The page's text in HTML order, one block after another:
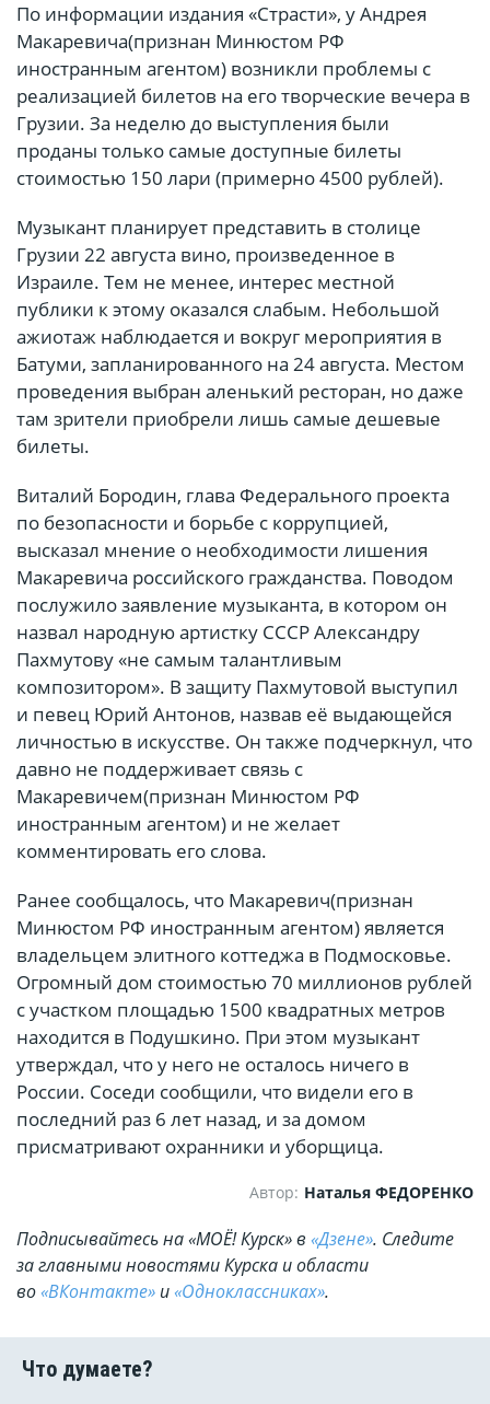
По информации издания «Страсти», у Андрея
Макаревича(признан Минюстом РФ
иностранным агентом) возникли проблемы с
реализацией билетов на его творческие вечера в
Грузии. За неделю до выступления были
проданы только самые доступные билеты
стоимостью 150 лари (примерно 4500 рублей).
Музыкант планирует представить в столице
Грузии 22 августа вино, произведенное в
Израиле. Тем не менее, интерес местной
публики к этому оказался слабым. Небольшой
ажиотаж наблюдается и вокруг мероприятия в
Батуми, запланированного на 24 августа. Местом
проведения выбран аленький ресторан, но даже
там зрители приобрели лишь самые дешевые
билеты.
Виталий Бородин, глава Федерального проекта
по безопасности и борьбе с коррупцией,
высказал мнение о необходимости лишения
Макаревича российского гражданства. Поводом
послужило заявление музыканта, в котором он
назвал народную артистку СССР Александру
Пахмутову «не самым талантливым
композитором». В защиту Пахмутовой выступил
и певец Юрий Антонов, назвав её выдающейся
личностью в искусстве. Он также подчеркнул, что
давно не поддерживает связь с
Макаревичем(признан Минюстом РФ
иностранным агентом) и не желает
комментировать его слова.
Ранее сообщалось, что Макаревич(признан
Минюстом РФ иностранным агентом) является
владельцем элитного коттеджа в Подмосковье.
Огромный дом стоимостью 70 миллионов рублей
с участком площадью 1500 квадратных метров
находится в Подушкино. При этом музыкант
утверждал, что у него не осталось ничего в
России. Соседи сообщили, что видели его в
последний раз 6 лет назад, и за домом
присматривают охранники и уборщица.
Автор: Наталья ФЕДОРЕНКО
Подписывайтесь на «МОЁ! Курск» в «Дзене». Cледите
за главными новостями Курска и области
во«ВКонтакте» и«Одноклассниках».